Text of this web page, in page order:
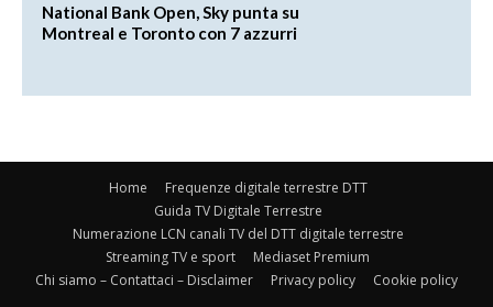
National Bank Open, Sky punta su
Montreal e Toronto con 7 azzurri
Home
Frequenze digitale terrestre DTT
Guida TV Digitale Terrestre
Numerazione LCN canali TV del DTT digitale terrestre
Streaming TV e sport
Mediaset Premium
Chi siamo – Contattaci – Disclaimer
Privacy policy Cookie policy